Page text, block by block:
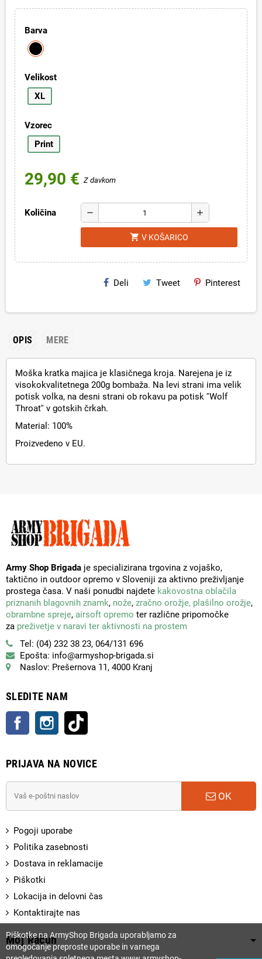
Barva
Velikost
XL
Vzorec
Print
29,90 € Z davkom
Količina remove add
shopping_cart V KOŠARICO
Deli Tweet Pinterest
OPIS MERE
Moška kratka majica je klasičnega kroja. Narejena je iz
visokokvalitetnega 200g bombaža. Na levi strani ima velik
potisk volka, na desni strani ob rokavu pa potisk ''Wolf
Throat'' v gotskih črkah.
Material: 100%
Proizvedeno v EU.
Army Shop Brigada je specializirana trgovina z vojaško,
taktično in outdoor opremo v Sloveniji za aktivno preživljanje
prostega časa. V naši ponudbi najdete kakovostna oblačila
priznanih blagovnih znamk, nože, zračno orožje, plašilno orožje,
obrambne spreje, airsoft opremo ter različne pripomočke
za preživetje v naravi ter aktivnosti na prostem
Tel: (04) 232 38 23, 064/131 696
Epošta: info@armyshop-brigada.si
Naslov: Prešernova 11, 4000 Kranj
SLEDITE NAM
FacebookInstagram
PRIJAVA NA NOVICE
OK
Pogoji uporabe
Politika zasebnosti
Dostava in reklamacije
Piškotki
Lokacija in delovni čas
Kontaktirajte nas
Moj Račun
Piškotke na ArmyShop Brigada uporabljamo za
omogočanje preproste uporabe in varnega